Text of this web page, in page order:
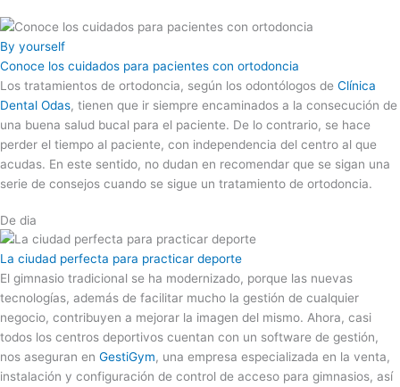
By yourself
Conoce los cuidados para pacientes con ortodoncia
Los tratamientos de ortodoncia, según los odontólogos de Clínica
Dental Odas, tienen que ir siempre encaminados a la consecución de
una buena salud bucal para el paciente. De lo contrario, se hace
perder el tiempo al paciente, con independencia del centro al que
acudas. En este sentido, no dudan en recomendar que se sigan una
serie de consejos cuando se sigue un tratamiento de ortodoncia.
De dia
La ciudad perfecta para practicar deporte
El gimnasio tradicional se ha modernizado, porque las nuevas
tecnologías, además de facilitar mucho la gestión de cualquier
negocio, contribuyen a mejorar la imagen del mismo. Ahora, casi
todos los centros deportivos cuentan con un software de gestión,
nos aseguran en GestiGym, una empresa especializada en la venta,
instalación y configuración de control de acceso para gimnasios, así